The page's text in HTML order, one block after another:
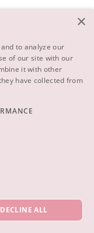
×
to analyze our
of our site with our
it with other
have collected from
DECLINE ALL